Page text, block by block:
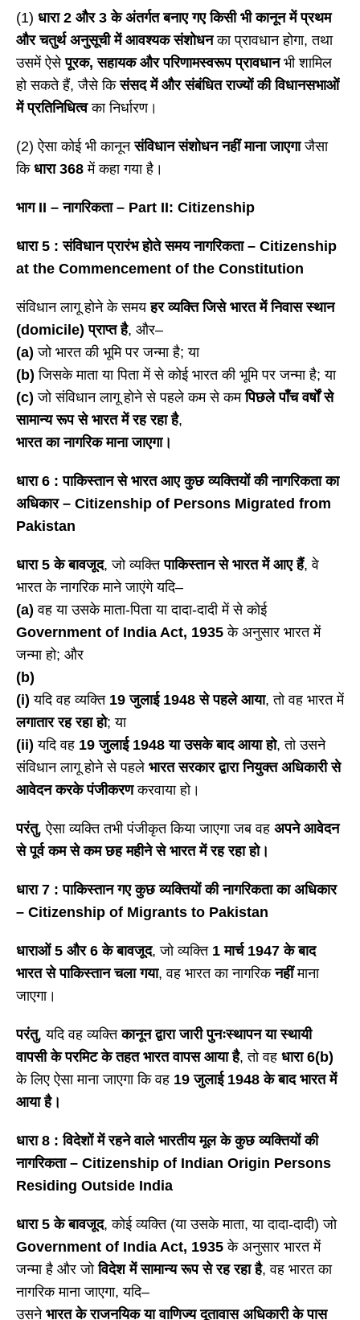
(1) धारा 2 और 3 के अंतर्गत बनाए गए किसी भी कानून में प्रथम
और चतुर्थ अनुसूची में आवश्यक संशोधनका प्रावधान होगा, तथा
उसमें ऐसेपूरक, सहायक और परिणामस्वरूप प्रावधानभी शामिल
हो सकते हैं, जैसे किसंसद में और संबंधित राज्यों की विधानसभाओं
में प्रतिनिधित्वका निर्धारण।
(2) ऐसा कोई भी कानूनसंविधान संशोधन नहीं माना जाएगाजैसा
कि धारा 368 में कहा गया है।
भाग II – नागरिकता – Part II: Citizenship
धारा 5 : संविधान प्रारंभ होते समय नागरिकता – Citizenship
at the Commencement of the Constitution
संविधान लागू होने के समयहर व्यक्ति जिसे भारत में निवास स्थान
(domicile) प्राप्त है, और–
(a) जो भारत की भूमि पर जन्मा है; या
(b) जिसके माता या पिता में से कोई भारत की भूमि पर जन्मा है; या
(c) जो संविधान लागू होने से पहले कम से कमपिछले पाँच वर्षों से
सामान्य रूप से भारत में रह रहा है,
भारत का नागरिक माना जाएगा।
धारा 6 : पाकिस्तान से भारत आए कुछ व्यक्तियों की नागरिकता का
अधिकार – Citizenship of Persons Migrated from
Pakistan
धारा 5 के बावजूद, जो व्यक्तिपाकिस्तान से भारत में आए हैं, वे
भारत के नागरिक माने जाएंगे यदि–
(a) वह या उसके माता-पिता या दादा-दादी में से कोई
Government of India Act, 1935 के अनुसार भारत में
जन्मा हो; और
(b)
(i) यदि वह व्यक्ति 19 जुलाई 1948 से पहले आया, तो वह भारत में
लगातार रह रहा हो; या
(ii) यदि वह 19 जुलाई 1948 या उसके बाद आया हो, तो उसने
संविधान लागू होने से पहले भारत सरकार द्वारा नियुक्त अधिकारी से
आवेदन करके पंजीकरणकरवाया हो।
परंतु, ऐसा व्यक्ति तभी पंजीकृत किया जाएगा जब वह अपने आवेदन
से पूर्व कम से कम छह महीने से भारत में रह रहा हो।
धारा 7 : पाकिस्तान गए कुछ व्यक्तियों की नागरिकता का अधिकार
– Citizenship of Migrants to Pakistan
धाराओं 5 और 6 के बावजूद, जो व्यक्ति 1 मार्च 1947 के बाद
भारत से पाकिस्तान चला गया, वह भारत का नागरिकनहींमाना
जाएगा।
परंतु, यदि वह व्यक्तिकानून द्वारा जारी पुनःस्थापन या स्थायी
वापसी के परमिट के तहत भारत वापस आया है, तो वह धारा 6(b)
के लिए ऐसा माना जाएगा कि वह 19 जुलाई 1948 के बाद भारत में
आया है।
धारा 8 : विदेशों में रहने वाले भारतीय मूल के कुछ व्यक्तियों की
नागरिकता – Citizenship of Indian Origin Persons
Residing Outside India
धारा 5 के बावजूद, कोई व्यक्ति (या उसके माता, या दादा-दादी) जो
Government of India Act, 1935 के अनुसार भारत में
जन्मा है और जोविदेश में सामान्य रूप से रह रहा है, वह भारत का
नागरिक माना जाएगा, यदि–
उसने भारत के राजनयिक या वाणिज्य दूतावास अधिकारी के पास